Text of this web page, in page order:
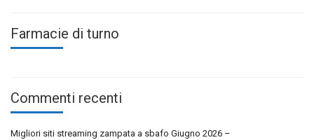
Farmacie di turno
Commenti recenti
Migliori siti streaming zampata a sbafo Giugno 2026 –